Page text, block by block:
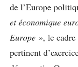
de l’Europe
et économique
Europe », le
pertinent